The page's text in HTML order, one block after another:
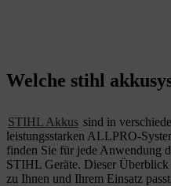
Welche stihl
STIHL Akkus sind in
leistungsstarken ALLPRO-
finden Sie für jede Anwendung
STIHL Geräte. Dieser
zu Ihnen und Ihrem Einsatz